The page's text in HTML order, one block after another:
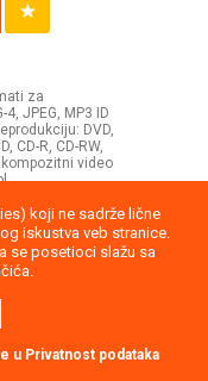
koji ne sadrže lične
iskustva veb stranice.
se posetioci slažu sa
u Privatnost podataka
za
JPEG, MP3 ID
DVD,
CD-R, CD-RW,
video
.